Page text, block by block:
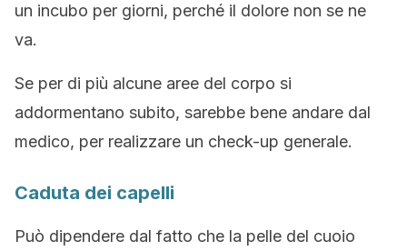
un incubo per giorni, perché il dolore non se ne
va.
Se per di più alcune aree del corpo si
addormentano subito, sarebbe bene andare dal
medico, per realizzare un check-up generale.
Caduta dei capelli
Può dipendere dal fatto che la pelle del cuoio